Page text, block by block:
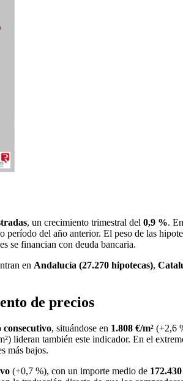
, un crecimiento trimestral del0,9 %.
período del año anterior. El peso de las
se financian con deuda bancaria.
en Andalucía (27.270 hipotecas),
de precios
, situándose en 1.808 €/m² (+2,6
lideran también este indicador. En el
más bajos.
(+0,7 %), con un importe medio de